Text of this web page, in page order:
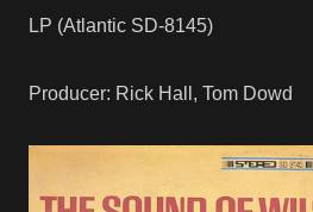
LP (Atlantic SD-8145)
Producer: Rick Hall, Tom Dowd